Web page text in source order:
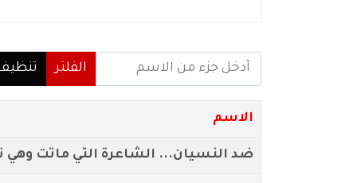
أدخل جزء من الاسم
الفلتر
الاسم
ضد النسيان... الشاعرة التي ماتت